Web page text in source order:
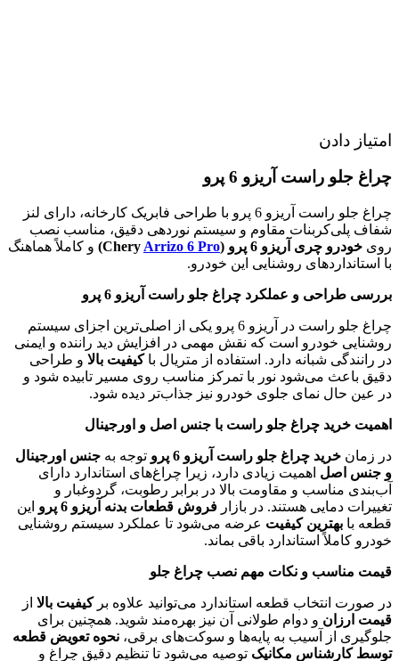
امتیاز دادن
چراغ جلو راست آریزو 6 پرو
چراغ جلو راست آریزو 6 پرو با طراحی فابریک کارخانه، دارای لنز
شفاف پلی‌کربنات مقاوم و سیستم نوردهی دقیق، مناسب نصب
روی خودرو چری آریزو 6 پرو (Chery Arrizo 6 Pro
) و کاملاً هماهنگ
با استانداردهای روشنایی این خودرو.
بررسی طراحی و عملکرد چراغ جلو راست آریزو 6 پرو
چراغ جلو راست در آریزو 6 پرو یکی از اصلی‌ترین اجزای سیستم
روشنایی خودرو است که نقش مهمی در افزایش دید راننده و ایمنی
در رانندگی شبانه دارد. استفاده از متریال باکیفیت بالا و طراحی
دقیق باعث می‌شود نور با تمرکز مناسب روی مسیر تابیده شود و
در عین حال نمای جلوی خودرو نیز جذاب‌تر دیده شود.
اهمیت خرید چراغ جلو راست با جنس اصل و اورجینال
در زمان خرید چراغ جلو راست آریزو 6 پرو توجه به جنس اورجینال
و جنس اصل اهمیت زیادی دارد، زیرا چراغ‌های استاندارد دارای
آب‌بندی مناسب و مقاومت بالا در برابر رطوبت، گردوغبار و
تغییرات دمایی هستند. در بازار فروش قطعات بدنه آریزو 6 پرو
این
قطعه با بهترین کیفیت عرضه می‌شود تا عملکرد سیستم روشنایی
خودرو کاملاً استاندارد باقی بماند.
قیمت مناسب و نکات مهم نصب چراغ جلو
در صورت انتخاب قطعه استاندارد می‌توانید علاوه برکیفیت بالا از
قیمت ارزان و دوام طولانی آن نیز بهره‌مند شوید. همچنین برای
جلوگیری از آسیب به پایه‌ها و سوکت‌های برقی، نحوه تعویض قطعه
توسط کارشناس مکانیک توصیه می‌شود تا تنظیم دقیق چراغ و